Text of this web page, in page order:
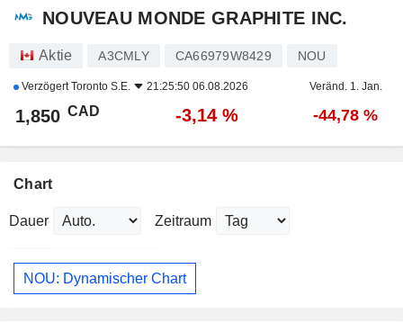
NOUVEAU MONDE GRAPHITE INC.
Aktie A3CMLY CA66979W8429 NOU
VerzögertToronto S.E. 21:25:50 06.08.2026 Veränd. 1. Jan.
1,850 CAD -3,14 % -44,78 %
Chart
Dauer Zeitraum
NOU: Dynamischer Chart